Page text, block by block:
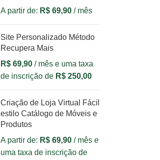
A partir de: R$69,90 / mês
Site Personalizado Método
Recupera Mais
R$69,90 / mês e uma taxa
de inscrição de R$250,00
Criação de Loja Virtual Fácil
estilo Catálogo de Móveis e
Produtos
A partir de: R$69,90 / mês e
uma taxa de inscrição de